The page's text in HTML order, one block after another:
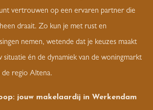
vertrouwen op een ervaren partner die
draait. Zo kun je met rust en
nemen, wetende dat je keuzes maakt
situatie én de dynamiek van de woningmarkt
regio Altena.
jouw makelaardij in Werkendam